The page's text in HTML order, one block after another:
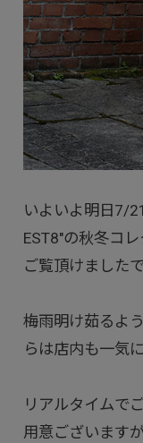
いよいよ明日7/
EST8"の秋冬コ
ご覧頂けました
梅雨明け茹るよ
らは店内も一気
リアルタイムで
用意ございます